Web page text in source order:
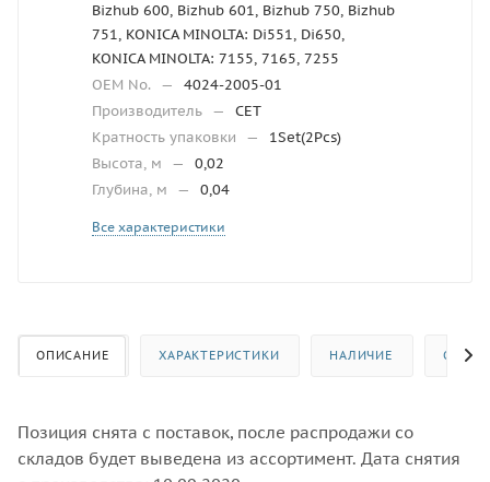
Bizhub 600, Bizhub 601, Bizhub 750, Bizhub
751, KONICA MINOLTA: Di551, Di650,
KONICA MINOLTA: 7155, 7165, 7255
OEM No.
—
4024-2005-01
Производитель —
CET
Кратность упаковки
—
1Set(2Pcs)
Высота, м
—
0,02
Глубина, м
— 0,04
Все характеристики
ОПИСАНИЕ ХАРАКТЕРИСТИКИ НАЛИЧИЕ
Позиция снята с поставок, после распродажи со
складов будет выведена из ассортимент. Дата снятия